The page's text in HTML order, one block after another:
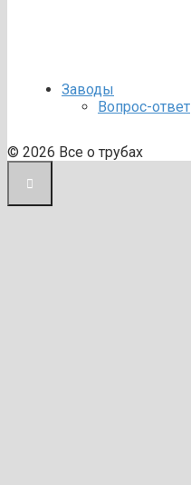
Заводы
Вопрос-ответ
© 2026 Все о трубах